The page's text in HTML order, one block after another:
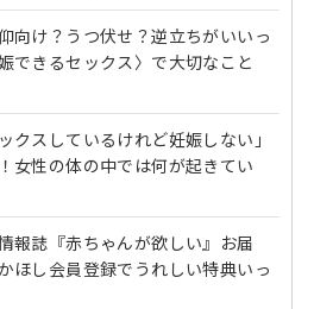
向け？うつ伏せ？逆立ちがいいっ
できるセックス〉で大切なこと
クスしているけれど妊娠しない」
女性の体の中では何が起きてい
報誌『赤ちゃんが欲しい』お届
ほし会員登録でうれしい特典いっ